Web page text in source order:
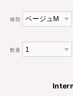
種類
数量